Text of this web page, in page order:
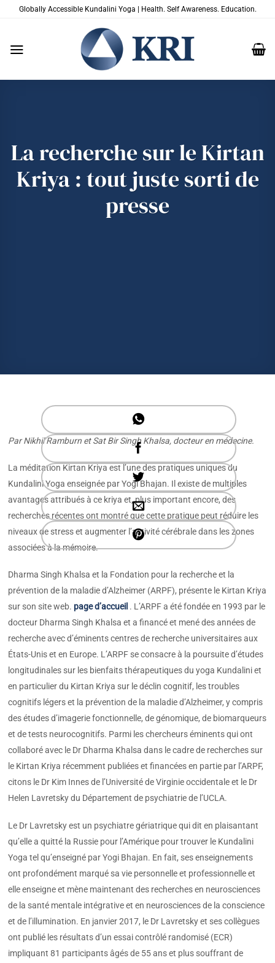
PasserGlobally Accessible Kundalini Yoga | Health. Self Awareness. Education.
La recherche sur le Kirtan
Kriya : tout juste sorti de
presse
Par Nikhil Ramburn et Sat Bir Singh Khalsa, docteur en médecine.
La méditation Kirtan Kriya est l’une des pratiques uniques du
Kundalini Yoga enseignée par Yogi Bhajan. Il existe de multiples
avantages attribués à ce kriya et, plus important encore, des
recherches récentes ont montré que cette pratique peut réduire les
niveaux de stress et augmenter l’activité cérébrale dans les zones
associées à la mémoire.
Dharma Singh Khalsa et la Fondation pour la recherche et la
prévention de la maladie d’Alzheimer (ARPF), présente le Kirtan Kriya
sur son site web. page d’accueil . L’ARPF a été fondée en 1993 par le
docteur Dharma Singh Khalsa et a financé et mené des années de
recherche avec d’éminents centres de recherche universitaires aux
États-Unis et en Europe. L’ARPF se consacre à la poursuite d’études
longitudinales sur les bienfaits thérapeutiques du yoga Kundalini et
en particulier du Kirtan Kriya sur le déclin cognitif, les troubles
cognitifs légers et la prévention de la maladie d’Alzheimer, y compris
des études d’imagerie fonctionnelle, de génomique, de biomarqueurs
et de tests neurocognitifs. Parmi les chercheurs éminents qui ont
collaboré avec le Dr Dharma Khalsa dans le cadre de recherches sur
le Kirtan Kriya récemment publiées et financées en partie par l’ARPF,
citons le Dr Kim Innes de l’Université de Virginie occidentale et le Dr
Helen Lavretsky du Département de psychiatrie de l’UCLA.
Le Dr Lavretsky est un psychiatre gériatrique qui dit en plaisantant
qu’elle a quitté la Russie pour l’Amérique pour trouver le Kundalini
Yoga tel qu’enseigné par Yogi Bhajan. En fait, ses enseignements
ont profondément marqué sa vie personnelle et professionnelle et
elle enseigne et mène maintenant des recherches en neurosciences
de la santé mentale intégrative et en neurosciences de la conscience
et de l’illumination. En janvier 2017, le Dr Lavretsky et ses collègues
ont publié les résultats d’un essai contrôlé randomisé (ECR)
impliquant 81 participants âgés de 55 ans et plus souffrant de